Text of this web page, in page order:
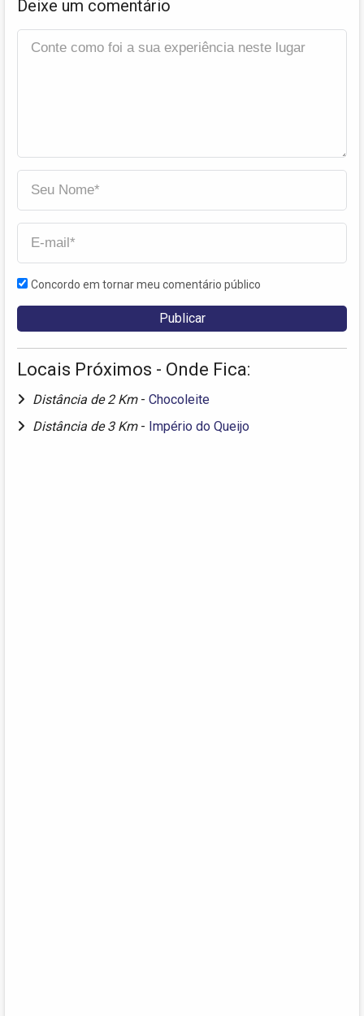
Deixe um comentário
Concordo em tornar meu comentário público
Locais Próximos - Onde Fica:
Distância de 2 Km - Chocoleite
Distância de 3 Km - Império do Queijo